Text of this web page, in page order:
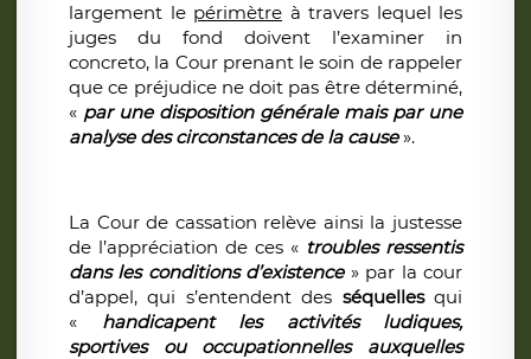
largement le périmètre à travers lequel les
juges du fond doivent l’examiner in
concreto, la Cour prenant le soin de rappeler
que ce préjudice ne doit pas être déterminé,
« par une disposition générale mais par une
analyse des circonstances de la cause».
La Cour de cassation relève ainsi la justesse
de l’appréciation de ces « troubles ressentis
dans les conditions d’existence» par la cour
d’appel, qui s’entendent des séquellesqui
« handicapent les activités ludiques,
sportives ou occupationnelles auxquelles